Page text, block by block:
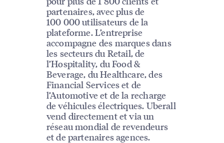
partenaires, avec plus de
100 000 utilisateurs de la
plateforme. L’entreprise
accompagne des marques dans
les secteurs du Retail, de
l’Hospitality, du Food &
Beverage, du Healthcare, des
Financial Services et de
l’Automotive et de la recharge
de véhicules électriques. Uberall
vend directement et via un
réseau mondial de revendeurs
et de partenaires agences.